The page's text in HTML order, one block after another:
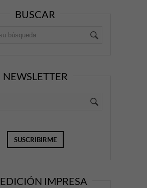
BUSCAR
NEWSLETTER
EDICIÓN IMPRESA